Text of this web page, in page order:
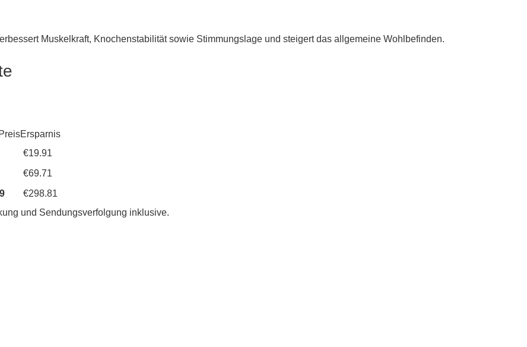
Muskelkraft, Knochenstabilität sowie Stimmungslage und steigert das allgemeine Wohlbefinden.
Ersparnis
€19.91
€69.71
€298.81
und Sendungsverfolgung inklusive.